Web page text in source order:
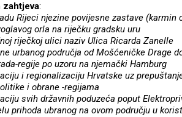
zahtjeva:
Rijeci njezine povijesne zastave (karmin
orla na riječku gradsku uru
riječkoj ulici naziv Ulica Ricarda Zanelle
urbanog područja od Mošćeničke Drage
regije po uzoru na njemački Hamburg
i regionalizaciju Hrvatske uz
i obrane -regijama
svih državnih poduzeća poput
prihoda ubranog na ovom području u